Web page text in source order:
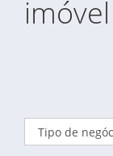
imóvel